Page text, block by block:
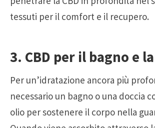
tessuti per il comfort e il recupero.
3. CBD per il bagno e
Per un’idratazione ancora più
necessario un bagno o una doccia
olio per sostenere il corpo nella